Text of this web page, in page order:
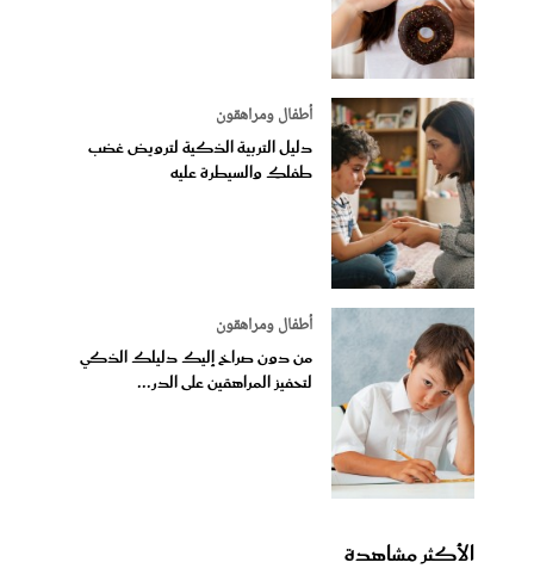
أطفال ومراهقون
دليل التربية الذكية لترويض غضب
طفلكِ والسيطرة عليه
أطفال ومراهقون
من دون صراخ إليك دليلك الذكي
لتحفيز المراهقين على الدر...
الأكثر مشاهدة